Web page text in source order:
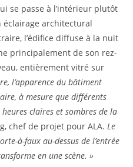
se passe à l’intérieur plutôt
architectural
l’édifice diffuse à la nuit
principalement de son rez-
entièrement vitré sur
l’apparence du bâtiment
à mesure que différents
claires et sombres de la
chef de projet pour ALA.Le
à-faux au-dessus de l’entrée
en une scène. »